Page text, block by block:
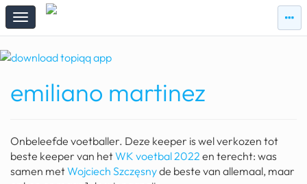
zie
topiqqs
zie
#vandaag
Topiqqs Reacties
ark van noach
pokemon kaarten
emiliano martinez
Onbeleefde voetballer. Deze keeper is wel verkozen tot
beste keeper van hetWK voetbal 2022 en terecht: was
samen metWojciech Szczęsnyde beste van allemaal, maar